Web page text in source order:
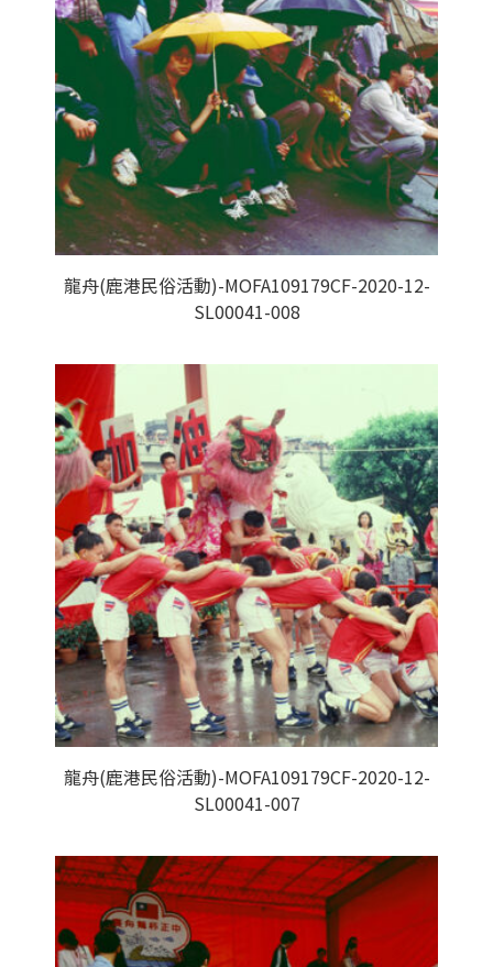
龍舟(鹿港民俗活動)-MOFA109179CF-2020-12-
SL00041-008
龍舟(鹿港民俗活動)-MOFA109179CF-2020-12-
SL00041-007